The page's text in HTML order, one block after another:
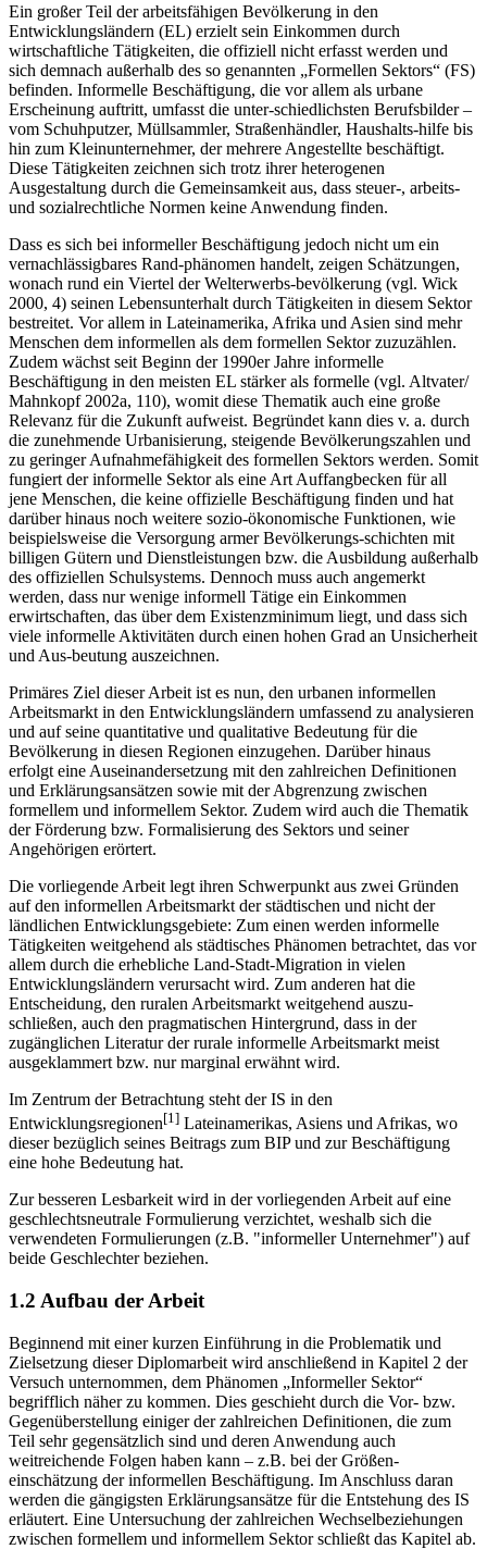
Ein großer Teil der arbeitsfähigen Bevölkerung in den
Entwicklungsländern (EL) erzielt sein Einkommen durch
wirtschaftliche Tätigkeiten, die offiziell nicht erfasst werden und
sich demnach außerhalb des so genannten „Formellen Sektors“ (FS)
befinden. Informelle Beschäftigung, die vor allem als urbane
Erscheinung auftritt, umfasst die unter-schiedlichsten Berufsbilder –
vom Schuhputzer, Müllsammler, Straßenhändler, Haushalts-hilfe bis
hin zum Kleinunternehmer, der mehrere Angestellte beschäftigt.
Diese Tätigkeiten zeichnen sich trotz ihrer heterogenen
Ausgestaltung durch die Gemeinsamkeit aus, dass steuer-, arbeits-
und sozialrechtliche Normen keine Anwendung finden.
Dass es sich bei informeller Beschäftigung jedoch nicht um ein
vernachlässigbares Rand-phänomen handelt, zeigen Schätzungen,
wonach rund ein Viertel der Welterwerbs-bevölkerung (vgl. Wick
2000, 4) seinen Lebensunterhalt durch Tätigkeiten in diesem Sektor
bestreitet. Vor allem in Lateinamerika, Afrika und Asien sind mehr
Menschen dem informellen als dem formellen Sektor zuzuzählen.
Zudem wächst seit Beginn der 1990er Jahre informelle
Beschäftigung in den meisten EL stärker als formelle (vgl. Altvater/
Mahnkopf 2002a, 110), womit diese Thematik auch eine große
Relevanz für die Zukunft aufweist. Begründet kann dies v. a. durch
die zunehmende Urbanisierung, steigende Bevölkerungszahlen und
zu geringer Aufnahmefähigkeit des formellen Sektors werden. Somit
fungiert der informelle Sektor als eine Art Auffangbecken für all
jene Menschen, die keine offizielle Beschäftigung finden und hat
darüber hinaus noch weitere sozio-ökonomische Funktionen, wie
beispielsweise die Versorgung armer Bevölkerungs-schichten mit
billigen Gütern und Dienstleistungen bzw. die Ausbildung außerhalb
des offiziellen Schulsystems. Dennoch muss auch angemerkt
werden, dass nur wenige informell Tätige ein Einkommen
erwirtschaften, das über dem Existenzminimum liegt, und dass sich
viele informelle Aktivitäten durch einen hohen Grad an Unsicherheit
und Aus-beutung auszeichnen.
Primäres Ziel dieser Arbeit ist es nun, den urbanen informellen
Arbeitsmarkt in den Entwicklungsländern umfassend zu analysieren
und auf seine quantitative und qualitative Bedeutung für die
Bevölkerung in diesen Regionen einzugehen. Darüber hinaus
erfolgt eine Auseinandersetzung mit den zahlreichen Definitionen
und Erklärungsansätzen sowie mit der Abgrenzung zwischen
formellem und informellem Sektor. Zudem wird auch die Thematik
der Förderung bzw. Formalisierung des Sektors und seiner
Angehörigen erörtert.
Die vorliegende Arbeit legt ihren Schwerpunkt aus zwei Gründen
auf den informellen Arbeitsmarkt der städtischen und nicht der
ländlichen Entwicklungsgebiete: Zum einen werden informelle
Tätigkeiten weitgehend als städtisches Phänomen betrachtet, das vor
allem durch die erhebliche Land-Stadt-Migration in vielen
Entwicklungsländern verursacht wird. Zum anderen hat die
Entscheidung, den ruralen Arbeitsmarkt weitgehend auszu-
schließen, auch den pragmatischen Hintergrund, dass in der
zugänglichen Literatur der rurale informelle Arbeitsmarkt meist
ausgeklammert bzw. nur marginal erwähnt wird.
Im Zentrum der Betrachtung steht der IS in den
Entwicklungsregionen[1] Lateinamerikas, Asiens und Afrikas, wo
dieser bezüglich seines Beitrags zum BIP und zur Beschäftigung
eine hohe Bedeutung hat.
Zur besseren Lesbarkeit wird in der vorliegenden Arbeit auf eine
geschlechtsneutrale Formulierung verzichtet, weshalb sich die
verwendeten Formulierungen (z.B. "informeller Unternehmer") auf
beide Geschlechter beziehen.
1.2 Aufbau der Arbeit
Beginnend mit einer kurzen Einführung in die Problematik und
Zielsetzung dieser Diplomarbeit wird anschließend in Kapitel 2 der
Versuch unternommen, dem Phänomen „Informeller Sektor“
begrifflich näher zu kommen. Dies geschieht durch die Vor- bzw.
Gegenüberstellung einiger der zahlreichen Definitionen, die zum
Teil sehr gegensätzlich sind und deren Anwendung auch
weitreichende Folgen haben kann – z.B. bei der Größen-
einschätzung der informellen Beschäftigung. Im Anschluss daran
werden die gängigsten Erklärungsansätze für die Entstehung des IS
erläutert. Eine Untersuchung der zahlreichen Wechselbeziehungen
zwischen formellem und informellem Sektor schließt das Kapitel ab.